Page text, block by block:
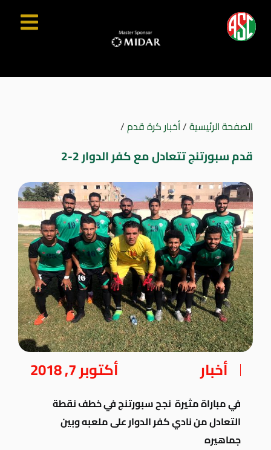
الصفحة الرئيسية/أخبار كرة قدم/
قدم سبورتنج تتعادل مع كفر الدوار 2-2
أخبار أكتوبر 7, 2018
في مباراة مثيرة نجح سبورتنج في خطف نقطة
التعادل من نادي كفر الدوار على ملعبه وبين
جماهيره